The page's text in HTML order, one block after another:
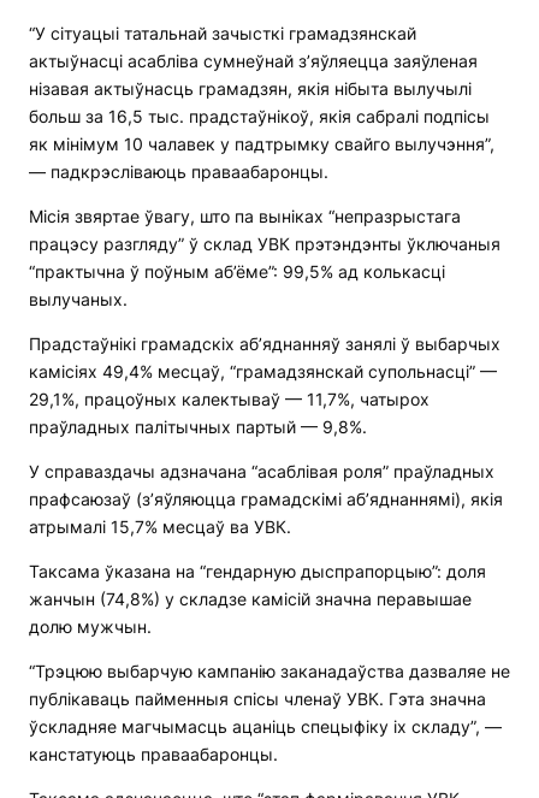
“У сітуацыі татальнай зачысткі грамадзянскай
актыўнасці асабліва сумнеўнай з’яўляецца заяўленая
нізавая актыўнасць грамадзян, якія нібыта вылучылі
больш за 16,5 тыс. прадстаўнікоў, якія сабралі подпісы
як мінімум 10 чалавек у падтрымку свайго вылучэння”,
— падкрэсліваюць праваабаронцы.
Місія звяртае ўвагу, што па выніках “непразрыстага
працэсу разгляду” ў склад УВК прэтэндэнты ўключаныя
“практычна ў поўным аб’ёме”: 99,5% ад колькасці
вылучаных.
Прадстаўнікі грамадскіх аб’яднанняў занялі ў выбарчых
камісіях 49,4% месцаў, “грамадзянскай супольнасці” —
29,1%, працоўных калектываў — 11,7%, чатырох
праўладных палітычных партый — 9,8%.
У справаздачы адзначана “асаблівая роля” праўладных
прафсаюзаў (з’яўляюцца грамадскімі аб’яднаннямі), якія
атрымалі 15,7% месцаў ва УВК.
Таксама ўказана на “гендарную дыспрапорцыю”: доля
жанчын (74,8%) у складзе камісій значна перавышае
долю мужчын.
“Трэцюю выбарчую кампанію заканадаўства дазваляе не
публікаваць пайменныя спісы членаў УВК. Гэта значна
ўскладняе магчымасць ацаніць спецыфіку іх складу”, —
канстатуюць праваабаронцы.